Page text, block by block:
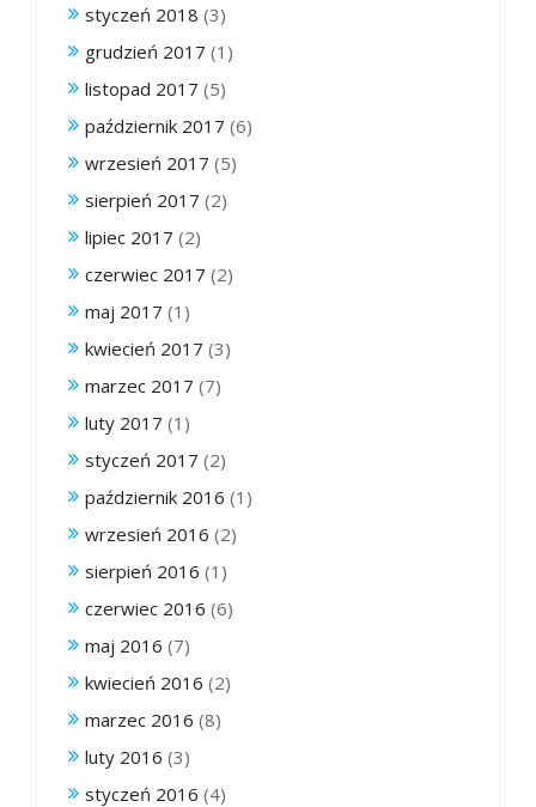
styczeń 2018 (3)
grudzień 2017 (1)
listopad 2017 (5)
październik 2017 (6)
wrzesień 2017 (5)
sierpień 2017 (2)
lipiec 2017 (2)
czerwiec 2017 (2)
maj 2017 (1)
kwiecień 2017 (3)
marzec 2017 (7)
luty 2017 (1)
styczeń 2017 (2)
październik 2016 (1)
wrzesień 2016 (2)
sierpień 2016 (1)
czerwiec 2016 (6)
maj 2016 (7)
kwiecień 2016 (2)
marzec 2016 (8)
luty 2016 (3)
styczeń 2016 (4)